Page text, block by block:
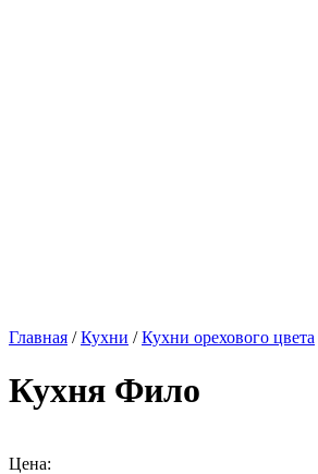
Главная /Кухни /Кухни орехового цвета
Кухня Фило
Цена: